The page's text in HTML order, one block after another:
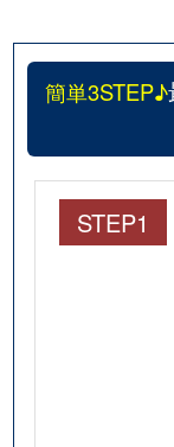
簡単3STEP♪
STEP1